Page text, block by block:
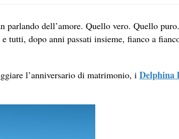
parlando dell’amore. Quello vero. Quello
tutti, dopo anni passati insieme, fianco a
l’anniversario di matrimonio, i Delphina